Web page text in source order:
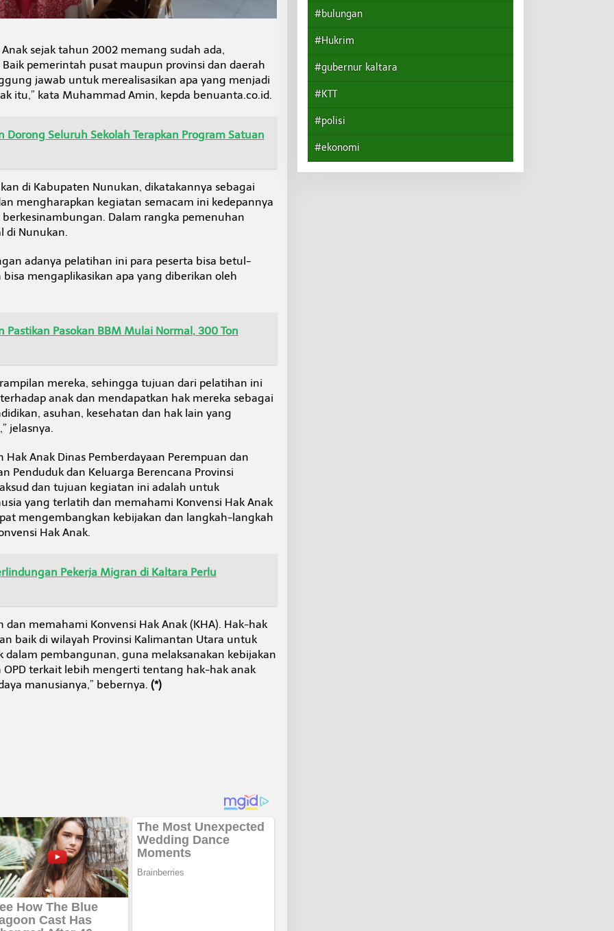
sejak tahun 2002 memang sudah ada,
pemerintah pusat maupun provinsi dan daerah
jawab untuk merealisasikan apa yang menjadi
itu,” kata Muhammad Amin, kepda benuanta.co.id.
Dorong Seluruh Sekolah Terapkan Program Satuan
di Kabupaten Nunukan, dikatakannya sebagai
mengharapkan kegiatan semacam ini kedepannya
Dalam rangka pemenuhan
di Nunukan.
adanya pelatihan ini para peserta bisa betul-
mengaplikasikan apa yang diberikan oleh
Pastikan Pasokan BBM Mulai Normal, 300 Ton
mereka, sehingga tujuan dari pelatihan ini
anak dan mendapatkan hak mereka sebagai
asuhan, kesehatan dan hak lain yang
jelasnya.
Anak Dinas Pemberdayaan Perempuan dan
Penduduk dan Keluarga Berencana Provinsi
dan tujuan kegiatan ini adalah untuk
yang terlatih dan memahami Konvensi Hak Anak
mengembangkan kebijakan dan langkah-langkah
Hak Anak.
Pekerja Migran di Kaltara Perlu
dan memahami Konvensi Hak Anak (KHA). Hak-hak
baik di wilayah Provinsi Kalimantan Utara untuk
pembangunan, guna melaksanakan kebijakan
OPD terkait lebih mengerti tentang hak-hak anak
manusianya,” bebernya. (*)
#bulungan
#Hukrim
#gubernur kaltara
#KTT
#polisi
#ekonomi